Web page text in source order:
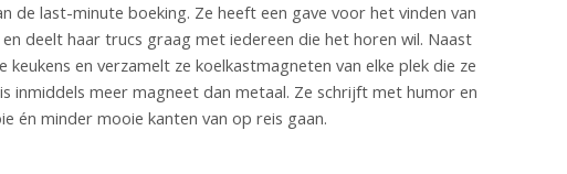
de last-minute boeking. Ze heeft een gave voor het vinden van
deelt haar trucs graag met iedereen die het horen wil. Naast
keukens en verzamelt ze koelkastmagneten van elke plek die ze
inmiddels meer magneet dan metaal. Ze schrijft met humor en
én minder mooie kanten van op reis gaan.